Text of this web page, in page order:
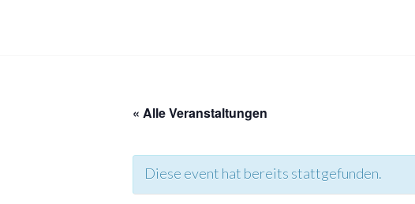
« Alle Veranstaltungen
Diese event hat bereits stattgefunden.